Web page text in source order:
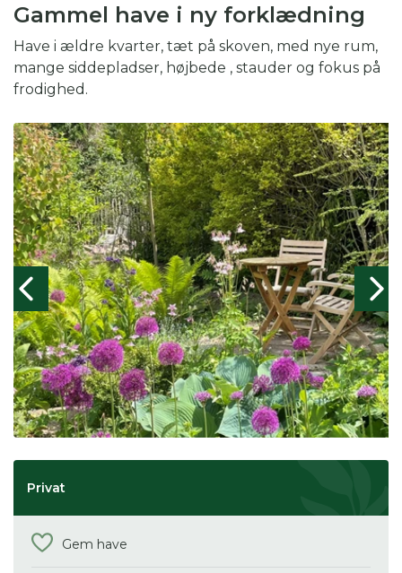
Gammel have i ny forklædning
Have i ældre kvarter, tæt på skoven, med nye rum,
mange siddepladser, højbede , stauder og fokus på
frodighed.
Privat
Gem have